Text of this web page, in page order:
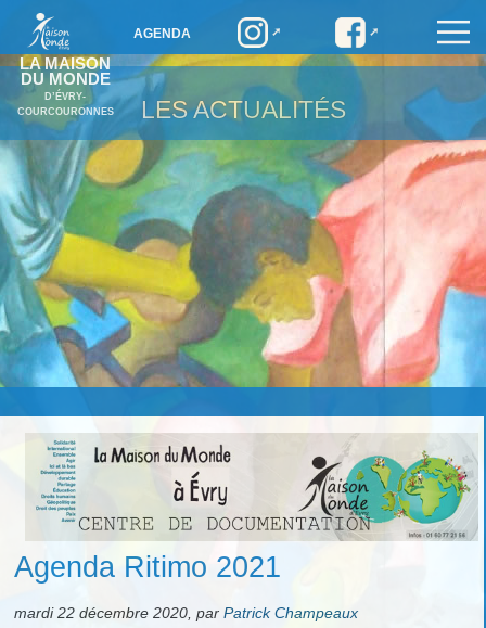
LA MAISON
DU MONDE
D’ÉVRY-
COURCOURONNES
AGENDA
LES ACTUALITÉS
Agenda Ritimo 2021
mardi 22 décembre 2020, par Patrick Champeaux